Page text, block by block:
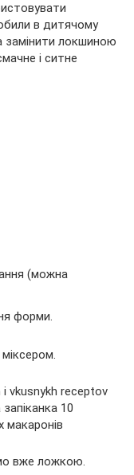
в дитячому
замінити локшиною
і ситне
(можна
форми.
вже ложкою.